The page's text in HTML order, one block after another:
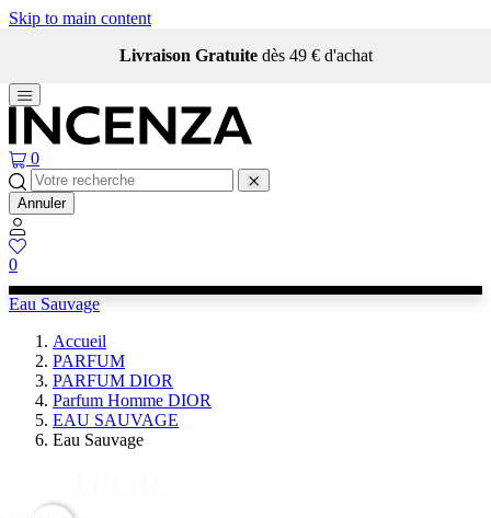
Skip to main content
Livraison Gratuite dès 49 € d'achat
0
Annuler
0
Eau Sauvage
Accueil
PARFUM
PARFUM DIOR
Parfum Homme DIOR
EAU SAUVAGE
Eau Sauvage